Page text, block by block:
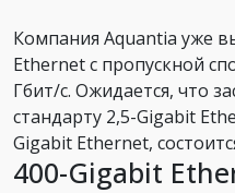
Компания Aquantia уже
Ethernet с пропускной
Гбит/с. Ожидается, что
стандарту 2,5-Gigabit
Gigabit Ethernet,
400-Gigabit